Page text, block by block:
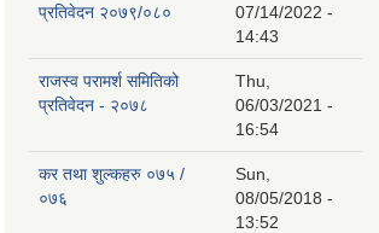
प्रतिवेदन २०७९/०८०
07/14/2022 -
14:43
राजस्व परामर्श समितिको
प्रतिवेदन - २०७८
Thu,
06/03/2021 -
16:54
कर तथा शुल्कहरु ०७५ /
०७६
Sun,
08/05/2018 -
13:52